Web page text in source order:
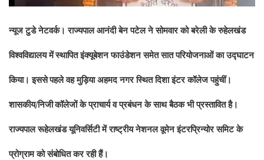
न्यूज टुडे नेटवर्क।राज्यपाल आनंदी बेन पटेल ने सोमवार को बरेली के रुहेलखंड
विश्वविद्यालय मेंस्थापित इंक्यूबेशन फाउंडेशन समेत सात परियोजनाओं का उद्घाटन
किया। इससेपहले वह मुड़िया अहमद नगर स्थित दिशा इंटर कॉलेज पहुंचीं।
शासकीय/निजीकॉलेजों के प्राचार्य व प्रबंधन के साथ बैठक भी प्रस्तावित है।
राज्यपाल रूहेलखंड यूनिवर्सिटी में राष्ट्रीय नेशनल वूमेन इंटरप्रिन्योर समिट के
प्रोग्राम को संबोधित कर रही हैं।